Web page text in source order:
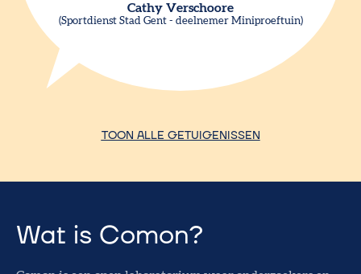
Cathy Verschoore
Sportdienst Stad Gent - deelnemer Miniproeftuin
TOON ALLE GETUIGENISSEN
Wat is Comon?